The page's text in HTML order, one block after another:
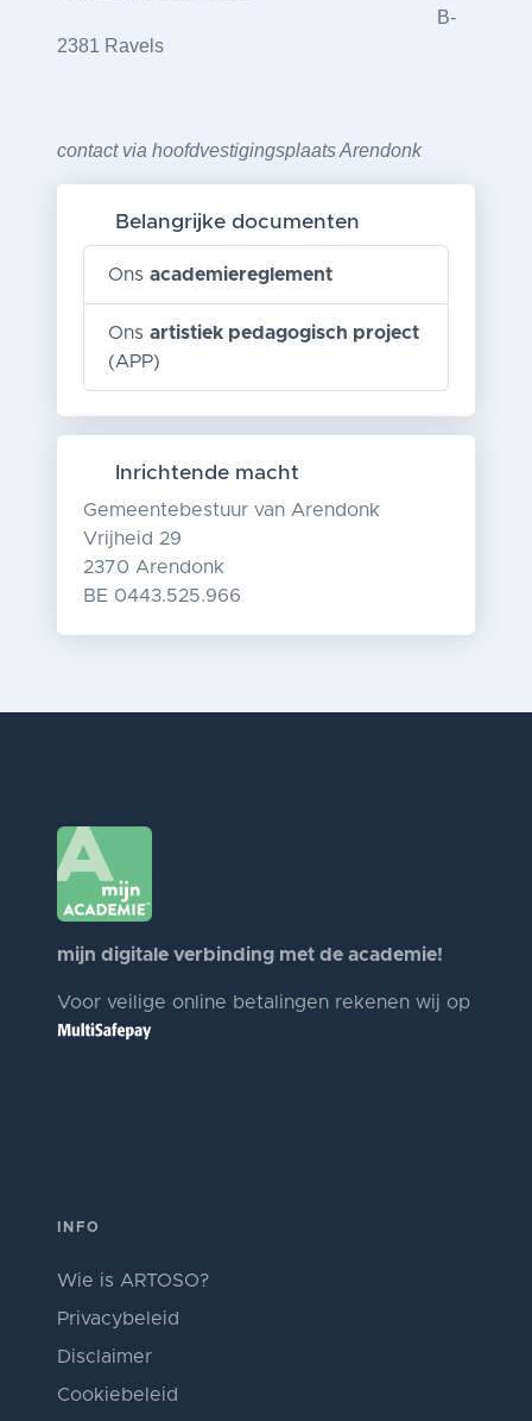
B-
2381 Ravels
contact via hoofdvestigingsplaats Arendonk
Belangrijke documenten
Ons academiereglement
Ons artistiek pedagogisch project
(APP)
Inrichtende macht
Gemeentebestuur van Arendonk
Vrijheid 29
2370 Arendonk
BE 0443.525.966
mijn digitale verbinding met de academie!
Voor veilige online betalingen rekenen wij op
INFO
Wie is ARTOSO?
Privacybeleid
Disclaimer
Cookiebeleid